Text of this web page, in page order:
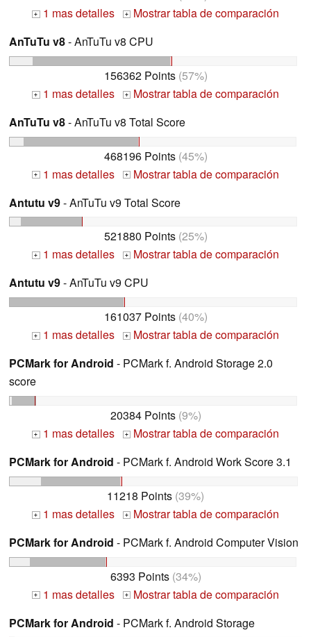
+ 1 mas detalles +
Mostrar tabla de comparación
AnTuTu v8- AnTuTu v8 CPU
156362 Points(57%)
+ 1 mas detalles +
Mostrar tabla de comparación
AnTuTu v8- AnTuTu v8 Total Score
468196 Points(45%)
+ 1 mas detalles +
Mostrar tabla de comparación
Antutu v9- AnTuTu v9 Total Score
521880 Points(25%)
+ 1 mas detalles +
Mostrar tabla de comparación
Antutu v9- AnTuTu v9 CPU
161037 Points(40%)
+ 1 mas detalles +
Mostrar tabla de comparación
PCMark for Android - PCMark f. Android Storage 2.0
score
20384 Points(9%)
+ 1 mas detalles +
Mostrar tabla de comparación
PCMark for Android - PCMark f. Android Work Score 3.1
11218 Points (39%)
+ 1 mas detalles +
Mostrar tabla de comparación
PCMark for Android - PCMark f. Android Computer Vision
6393 Points(34%)
+ 1 mas detalles +
Mostrar tabla de comparación
PCMark for Android - PCMark f. Android Storage